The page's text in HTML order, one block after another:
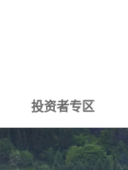
投资者专区